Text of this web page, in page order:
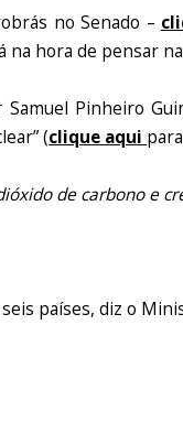
no Senado –
na hora de pensar
Pinheiro
(clique aqui
de carbono e
países, diz o